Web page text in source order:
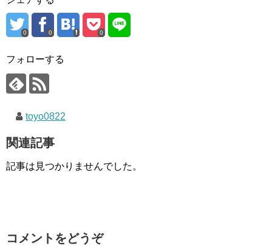
0 0 0
フォローする
toyo0822
関連記事
記事は見つかりませんでした。
コメントをどうぞ